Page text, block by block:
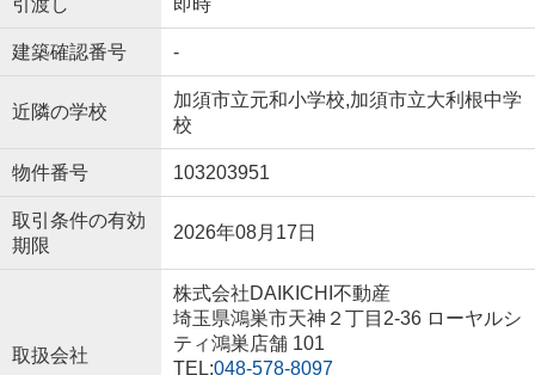
建築確認番号 -
近隣の学校
加須市立元和小学校,加須市立大利根中学
校
物件番号 103203951
取引条件の有効
期限
2026年08月17日
取扱会社
株式会社DAIKICHI不動産
埼玉県鴻巣市天神２丁目2-36 ローヤルシ
ティ鴻巣店舗 101
TEL:048-578-8097